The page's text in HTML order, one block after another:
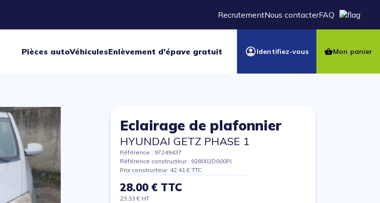
RecrutementNous contacterFAQ
Pièces autoVéhiculesEnlèvement d'épave gratuit Identifiez-vous Mon panier
Eclairage de plafonnier
HYUNDAI GETZ PHASE 1
Référence : 97249437
Référence constructeur : 928002D000PI
Prix constructeur: 42.41 € TTC
28.00 € TTC
23.33 € HT